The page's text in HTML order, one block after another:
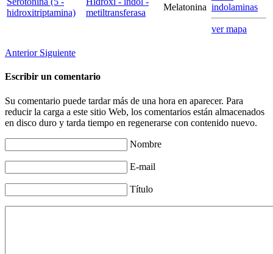
hidroxitriptamina)
metiltransferasa
Melatonina indolaminas
ver mapa
Anterior Siguiente
Escribir un comentario
Su comentario puede tardar más de una hora en aparecer. Para
reducir la carga a este sitio Web, los comentarios están almacenados
en disco duro y tarda tiempo en regenerarse con contenido nuevo.
Nombre
E-mail
Título